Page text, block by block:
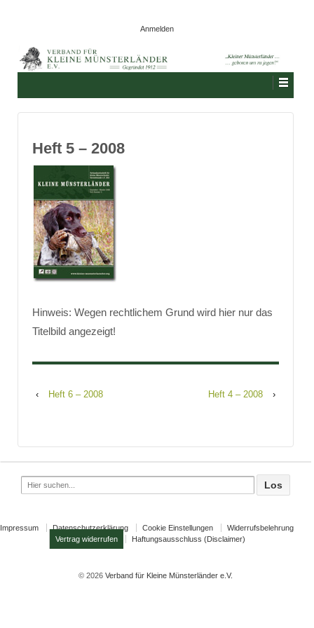
Anmelden
Heft 5 – 2008
Hinweis: Wegen rechtlichem Grund wird hier nur das
Titelbild angezeigt!
‹ Heft 6 – 2008 Heft 4 – 2008 ›
Search
for:
Impressum Datenschutzerklärung Cookie Einstellungen
Widerrufsbelehrung
Vertrag widerrufen
Haftungsausschluss (Disclaimer)
© 2026Verband für Kleine Münsterländer e.V.